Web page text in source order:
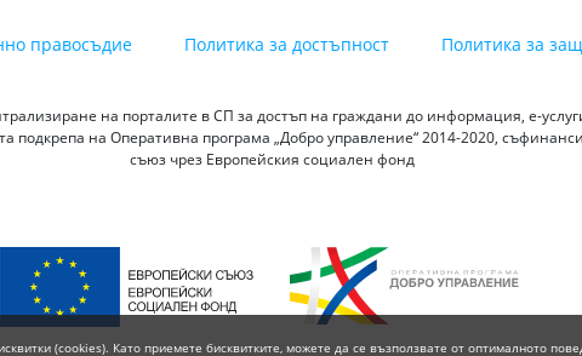
правосъдие Политика за достъпност Политика за
на порталите в СП за достъп на граждани до информация, е-
подкрепа на Оперативна програма „Добро управление“ 2014-2020,
съюз чрез Европейския социален фонд
(cookies). Като приемете бисквитките, можете да се възползвате от оптималното